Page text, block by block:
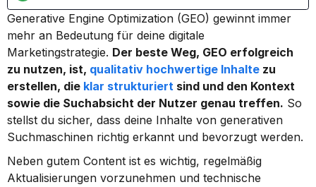
Generative Engine Optimization (GEO) gewinnt immer
mehr an Bedeutung für deine digitale
Marketingstrategie. Der beste Weg, GEO erfolgreich
zu nutzen, ist, qualitativ hochwertige Inhalte zu
erstellen, die klar strukturiert sind und den Kontext
sowie die Suchabsicht der Nutzer genau treffen. So
stellst du sicher, dass deine Inhalte von generativen
Suchmaschinen richtig erkannt und bevorzugt werden.
Neben gutem Content ist es wichtig, regelmäßig
Aktualisierungen vorzunehmen und technische